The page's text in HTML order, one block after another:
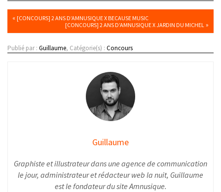
« [CONCOURS] 2 ANS D’AMNUSIQUE X BECAUSE MUSIC
[CONCOURS] 2 ANS D’AMNUSIQUE X JARDIN DU MICHEL »
Publié par : Guillaume, Catégorie(s) : Concours
Guillaume
Graphiste et illustrateur dans une agence de communication
le jour, administrateur et rédacteur web la nuit, Guillaume
est le fondateur du site Amnusique.